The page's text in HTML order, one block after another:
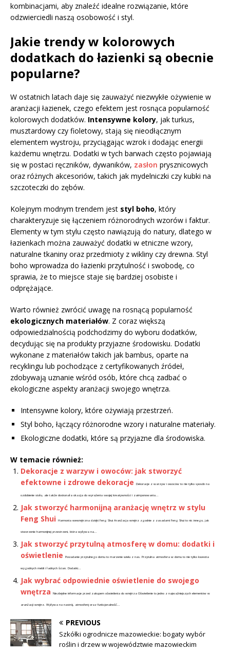
kombinacjami, aby znaleźć idealne rozwiązanie, które
odzwierciedli naszą osobowość i styl.
Jakie trendy w kolorowych
dodatkach do łazienki są obecnie
popularne?
W ostatnich latach daje się zauważyć niezwykłe ożywienie w
aranżacji łazienek, czego efektem jest rosnąca popularność
kolorowych dodatków. Intensywne kolory, jak turkus,
musztardowy czy fioletowy, stają się nieodłącznym
elementem wystroju, przyciągając wzrok i dodając energii
każdemu wnętrzu. Dodatki w tych barwach często pojawiają
się w postaci ręczników, dywaników, zasłon prysznicowych
oraz różnych akcesoriów, takich jak mydelniczki czy kubki na
szczoteczki do zębów.
Kolejnym modnym trendem jest styl boho, który
charakteryzuje się łączeniem różnorodnych wzorów i faktur.
Elementy w tym stylu często nawiązują do natury, dlatego w
łazienkach można zauważyć dodatki w etniczne wzory,
naturalne tkaniny oraz przedmioty z wikliny czy drewna. Styl
boho wprowadza do łazienki przytulność i swobodę, co
sprawia, że to miejsce staje się bardziej osobiste i
odprężające.
Warto również zwrócić uwagę na rosnącą popularność
ekologicznych materiałów. Z coraz większą
odpowiedzialnością podchodzimy do wyboru dodatków,
decydując się na produkty przyjazne środowisku. Dodatki
wykonane z materiałów takich jak bambus, oparte na
recyklingu lub pochodzące z certyfikowanych źródeł,
zdobywają uznanie wśród osób, które chcą zadbać o
ekologiczne aspekty aranżacji swojego wnętrza.
Intensywne kolory, które ożywiają przestrzeń.
Styl boho, łączący różnorodne wzory i naturalne materiały.
Ekologiczne dodatki, które są przyjazne dla środowiska.
W temacie również:
Dekoracje z warzyw i owoców: jak stworzyć
efektowne i zdrowe dekoracje
Dekoracje z warzyw i owoców to nie tylko sposób na
ozdobienie stołu, ale także doskonała okazja do wyrażenia swojej kreatywności i zaimponowania...
Jak stworzyć harmonijną aranżację wnętrz w stylu
Feng Shui
Harmonia wewnętrzna dzięki Feng Shui Aranżacja wnętrz zgodnie z zasadami Feng Shui to nic innego, jak
stworzenie harmonijnej przestrzeni, która wpływa na...
Jak stworzyć przytulną atmosferę w domu: dodatki i
oświetlenie
Posiadanie przytulnego domu to marzenie wielu z nas. Przytulna atmosfera w domu to nie tylko kwestia
wygodnych mebli i ładnych ścian. Dodatki...
Jak wybrać odpowiednie oświetlenie do swojego
wnętrza
Niezbędne informacje przed zakupem oświetlenia do wnętrza Oświetlenie to jedno z najważniejszych elementów w
aranżacji wnętrz. Wpływa na nastrój, atmosferę oraz funkcjonalność...
PREVIOUS
Szkółki ogrodnicze mazowieckie: bogaty wybór
roślin i drzew w województwie mazowieckim